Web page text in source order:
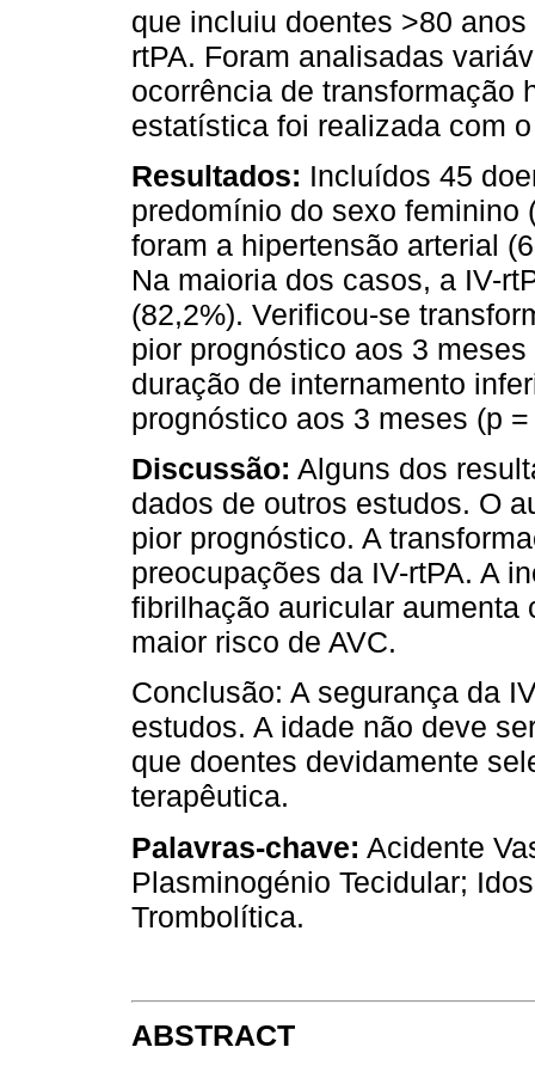
que incluiu doentes >80
rtPA. Foram analisadas
ocorrência de transformação
estatística foi realizada com
Resultados: Incluídos 45
predomínio do sexo feminino
foram a hipertensão arterial
Na maioria dos casos, a IV-
(82,2%). Verificou-se
pior prognóstico aos 3
duração de internamento
prognóstico aos 3 meses (p
Discussão: Alguns dos
dados de outros estudos. O
pior prognóstico. A
preocupações da IV-rtPA. A
fibrilhação auricular
maior risco de AVC.
Conclusão: A segurança da
estudos. A idade não deve
que doentes devidamente
terapêutica.
Palavras-chave: Acidente
Plasminogénio Tecidular;
Trombolítica.
ABSTRACT